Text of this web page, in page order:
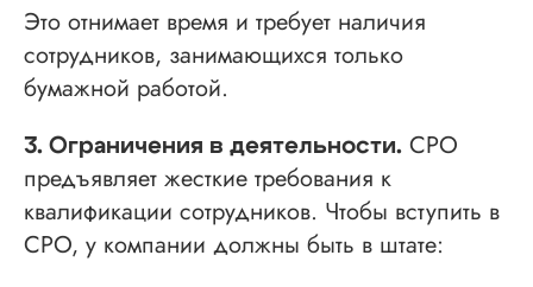
Это отнимает время и требует наличия
сотрудников, занимающихся только
бумажной работой.
3. Ограничения в деятельности. СРО
предъявляет жесткие требования к
квалификации сотрудников. Чтобы вступить в
СРО, у компании должны быть в штате: